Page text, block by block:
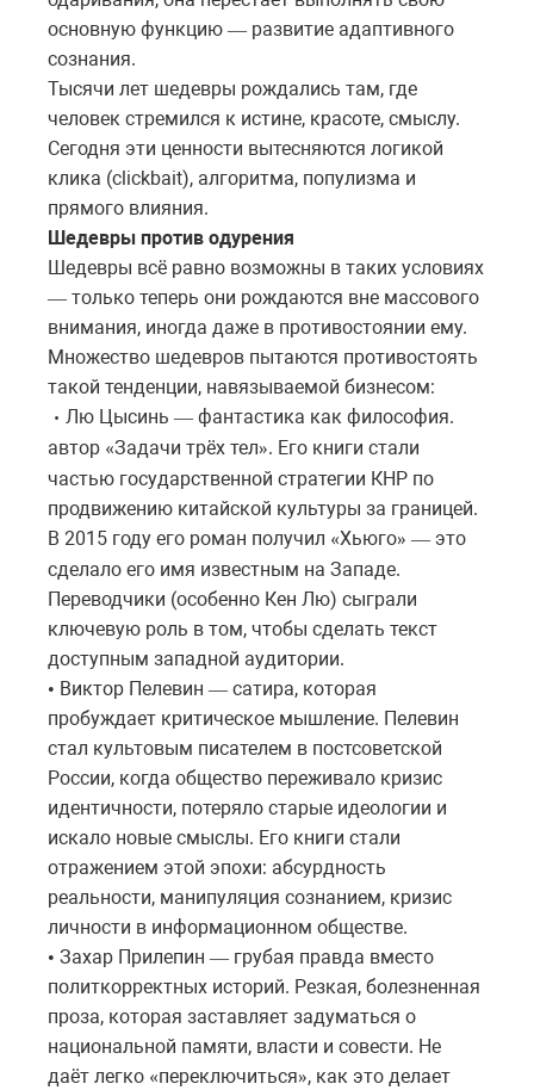
основную функцию — развитие адаптивного
сознания.
Тысячи лет шедевры рождались там, где
человек стремился к истине, красоте, смыслу.
Сегодня эти ценности вытесняются логикой
клика (clickbait), алгоритма, популизма и
прямого влияния.
Шедевры против одурения
Шедевры всё равно возможны в таких условиях
— только теперь они рождаются вне массового
внимания, иногда даже в противостоянии ему.
Множество шедевров пытаются противостоять
такой тенденции, навязываемой бизнесом:
• Лю Цысинь — фантастика как философия.
автор «Задачи трёх тел». Его книги стали
частью государственной стратегии КНР по
продвижению китайской культуры за границей.
В 2015 году его роман получил «Хьюго» — это
сделало его имя известным на Западе.
Переводчики (особенно Кен Лю) сыграли
ключевую роль в том, чтобы сделать текст
доступным западной аудитории.
• Виктор Пелевин — сатира, которая
пробуждает критическое мышление. Пелевин
стал культовым писателем в постсоветской
России, когда общество переживало кризис
идентичности, потеряло старые идеологии и
искало новые смыслы. Его книги стали
отражением этой эпохи: абсурдность
реальности, манипуляция сознанием, кризис
личности в информационном обществе.
• Захар Прилепин — грубая правда вместо
политкорректных историй. Резкая, болезненная
проза, которая заставляет задуматься о
национальной памяти, власти и совести. Не
даёт легко «переключиться», как это делает